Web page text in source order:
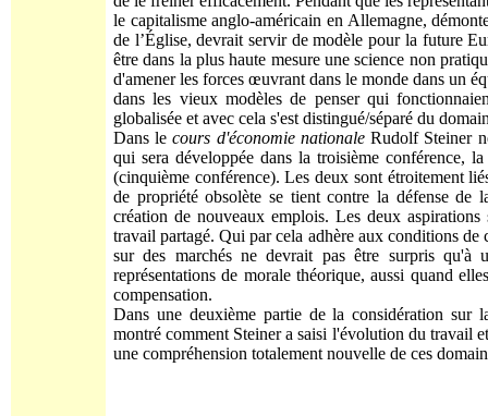
le capitalisme anglo-américain en Allemagne,
de l’Église, devrait servir de modèle pour la future
être dans la plus haute mesure une science non
d'amener les forces œuvrant dans le monde dans un
dans les vieux modèles de penser qui
globalisée et avec cela s'est distingué/séparé du
Dans lecours d'économie nationaleRudolf Steiner
qui sera développée dans la troisième conférence,
(cinquième conférence). Les deux sont étroitement
de propriété obsolète se tient contre la défense de
création de nouveaux emplois. Les deux
travail partagé. Qui par cela adhère aux conditions
sur des marchés ne devrait pas être surpris
représentations de morale théorique, aussi quand
compensation.
Dans une deuxième partie de la considération sur
montré comment Steiner a saisi l'évolution du travail
une compréhension totalement nouvelle de ces